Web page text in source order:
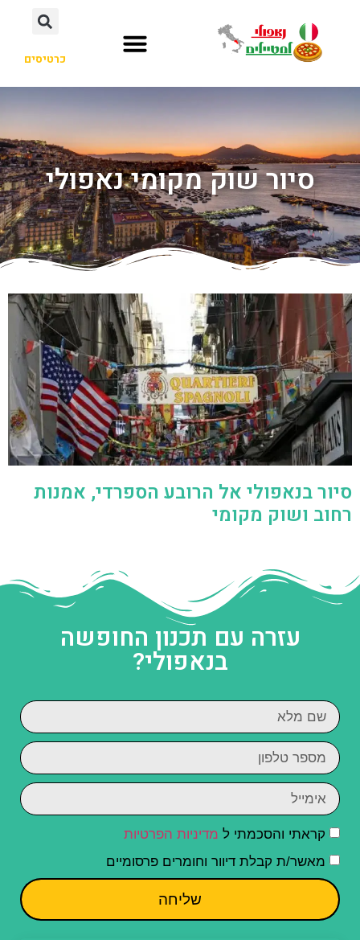
כרטיסים
סיור שוק מקומי נאפולי
סיור בנאפולי אל הרובע הספרדי, אמנות
רחוב ושוק מקומי
עזרה עם תכנון החופשה
בנאפולי?
קראתי והסכמתי ל מדיניות הפרטיות
מאשר/ת קבלת דיוור וחומרים פרסומיים
שליחה